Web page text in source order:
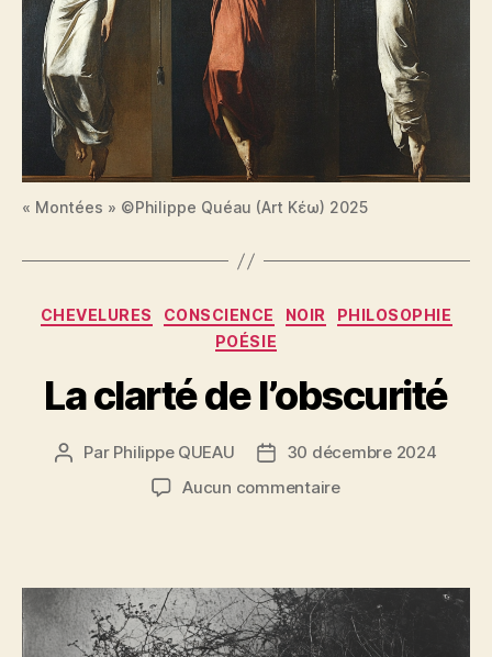
« Montées » ©Philippe Quéau (Art Κέω) 2025
Catégories
CHEVELURES CONSCIENCE NOIR
PHILOSOPHIE
POÉSIE
La clarté de l’obscurité
Auteur
Par Philippe QUEAU
Date30 décembre 2024
Aucun commentairesur
l’obscurité